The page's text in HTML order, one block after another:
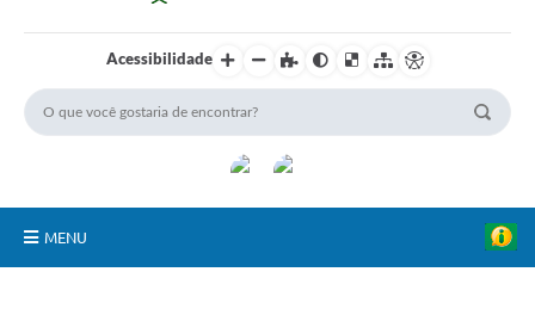
Acessibilidade
MENU